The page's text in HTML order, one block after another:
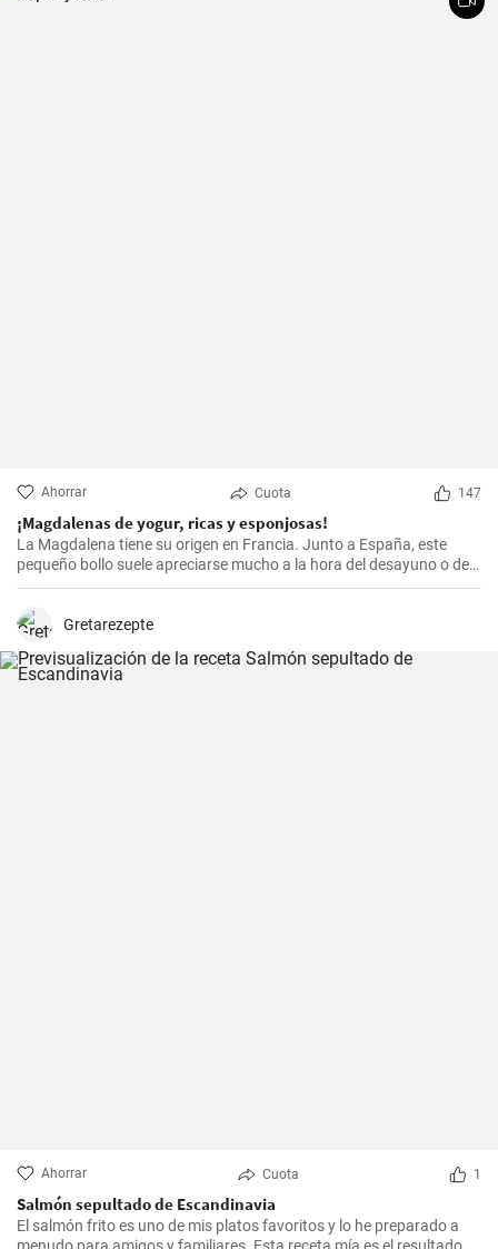
Ahorrar Cuota 147
¡Magdalenas de yogur, ricas y esponjosas!
La Magdalena tiene su origen en Francia. Junto a España, este
pequeño bollo suele apreciarse mucho a la hora del desayuno o de
la merienda. ¡Con la receta que os propongo hoy, vuestras
Gretarezepte
Ahorrar Cuota 1
Salmón sepultado de Escandinavia
El salmón frito es uno de mis platos favoritos y lo he preparado a